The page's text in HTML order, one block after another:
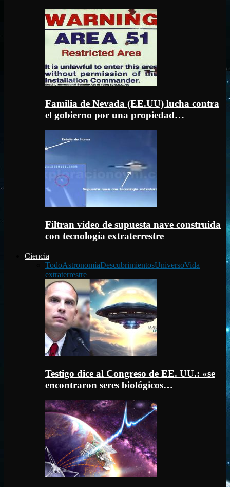
Familia de Nevada (EE.UU) lucha contra
el gobierno por una propiedad…
Filtran vídeo de supuesta nave construida
con tecnología extraterrestre
Ciencia
TodoAstronomíaDescubrimientosUniversoVida
extraterrestre
Testigo dice al Congreso de EE. UU.: «se
encontraron seres biológicos…